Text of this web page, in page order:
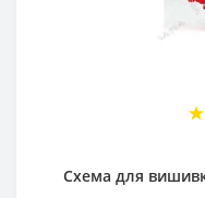
Схема для